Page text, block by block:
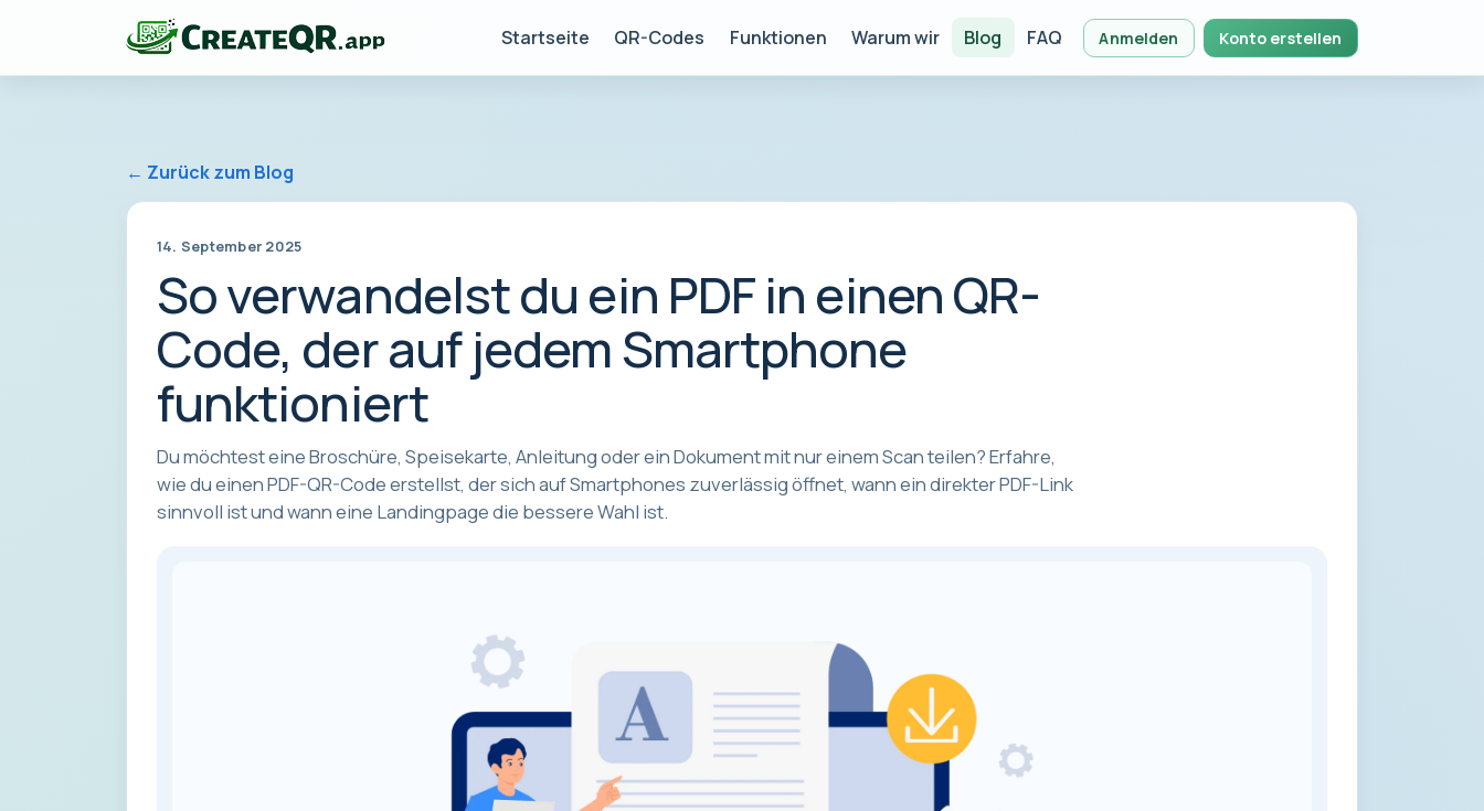
Startseite QR-Codes Funktionen Warum wir Blog FAQ Anmelden Konto erstellen
← Zurück zum Blog
14. September 2025
So verwandelst du ein PDF in einen QR-
Code, der auf jedem Smartphone
funktioniert
Du möchtest eine Broschüre, Speisekarte, Anleitung oder ein Dokument mit nur einem Scan teilen? Erfahre,
wie du einen PDF-QR-Code erstellst, der sich auf Smartphones zuverlässig öffnet, wann ein direkter PDF-Link
sinnvoll ist und wann eine Landingpage die bessere Wahl ist.